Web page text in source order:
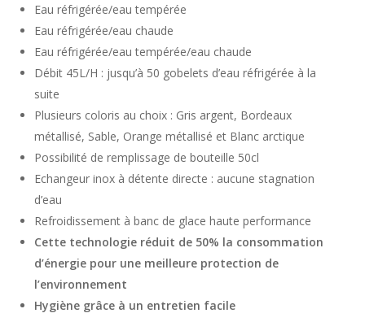
Eau réfrigérée/eau tempérée
Eau réfrigérée/eau chaude
Eau réfrigérée/eau tempérée/eau chaude
Débit 45L/H : jusqu’à 50 gobelets d’eau réfrigérée à la
suite
Plusieurs coloris au choix : Gris argent, Bordeaux
métallisé, Sable, Orange métallisé et Blanc arctique
Possibilité de remplissage de bouteille 50cl
Echangeur inox à détente directe : aucune stagnation
d’eau
Refroidissement à banc de glace haute performance
Cette technologie réduit de 50% la consommation
d’énergie pour une meilleure protection de
l’environnement
Hygiène grâce à un entretien facile